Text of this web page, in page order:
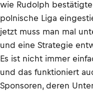
wie Rudolph
polnische Liga
jetzt muss man mal
und eine Strategie
Es ist nicht immer
und das funktioniert
Sponsoren, deren